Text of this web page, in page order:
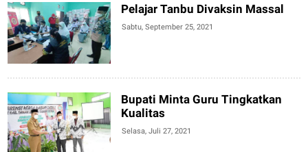
Pelajar Tanbu Divaksin Massal
Sabtu, September 25, 2021
Bupati Minta Guru Tingkatkan
Kualitas
Selasa, Juli 27, 2021